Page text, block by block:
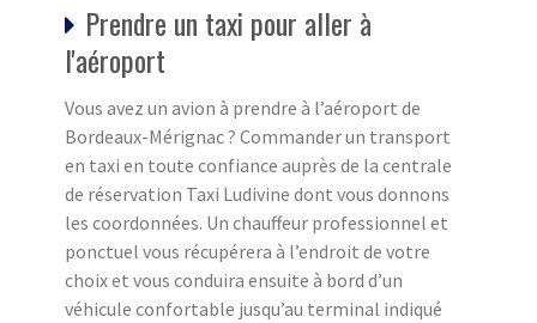
Prendre un taxi pour aller à
l'aéroport
Vous avez un avion à prendre à l’aéroport de
Bordeaux-Mérignac ? Commander un transport
en taxi en toute confiance auprès de la centrale
de réservation Taxi Ludivine dont vous donnons
les coordonnées. Un chauffeur professionnel et
ponctuel vous récupérera à l’endroit de votre
choix et vous conduira ensuite à bord d’un
véhicule confortable jusqu’au terminal indiqué